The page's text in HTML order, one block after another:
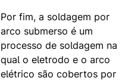
Por fim, a soldagem por
arco submerso é um
processo de soldagem na
qual o eletrodo e o arco
elétrico são cobertos por